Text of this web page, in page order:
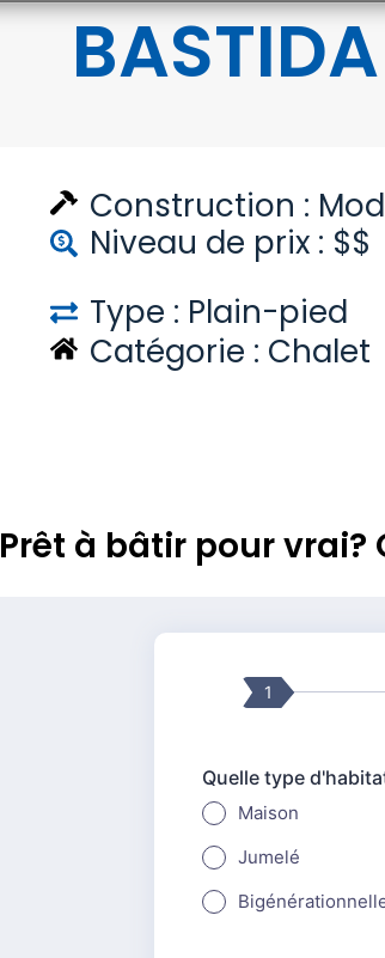
BASTIDA
Construction :
Niveau de prix : $$
Type : Plain-pied
Catégorie : Chalet
Prêt à bâtir pour